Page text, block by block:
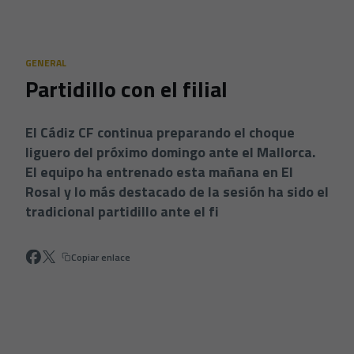
GENERAL
Partidillo con el filial
El Cádiz CF continua preparando el choque
liguero del próximo domingo ante el Mallorca.
El equipo ha entrenado esta mañana en El
Rosal y lo más destacado de la sesión ha sido el
tradicional partidillo ante el fi
Copiar enlace